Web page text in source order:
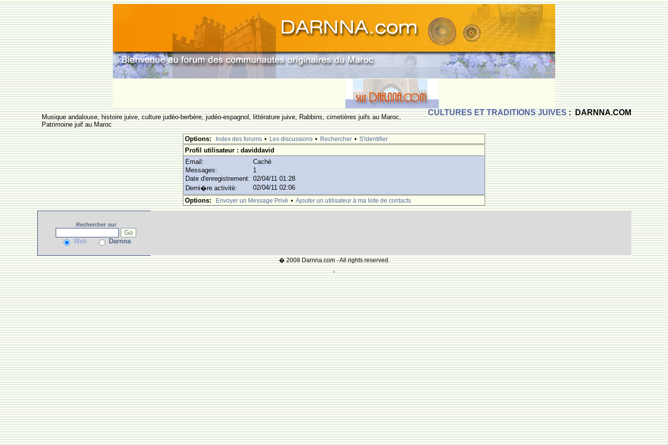
CULTURES ET TRADITIONS JUIVES: DARNNA.COM
Musique andalouse, histoire juive, culture judéo-berbère, judéo-espagnol, littérature juive, Rabbins, cimetières juifs au Maroc,
Patrimoine juif au Maroc
Options:
Index des forums • Les discussions • Rechercher • S'identifier
Profil utilisateur : daviddavid
Email:
Cachè
Messages:
1
Date d'enregistrement: 02/04/11 01:28
Derni�re activitè:
02/04/11 02:06
Options:
Envoyer un Message Privè • Ajouter un utilisateur à ma liste de contacts
Rechercher sur
Web Darnna
� 2008 Darnna.com - All rights reserved.
'